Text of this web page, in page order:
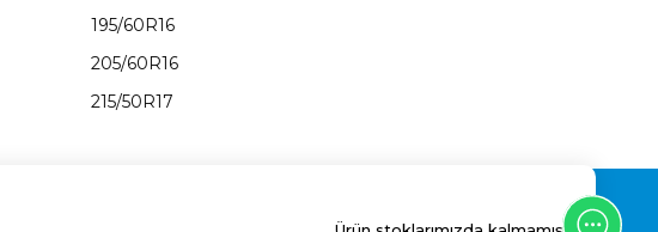
195/60R16
205/60R16
215/50R17